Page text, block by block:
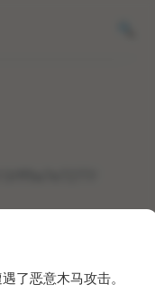
了恶意木马攻击。